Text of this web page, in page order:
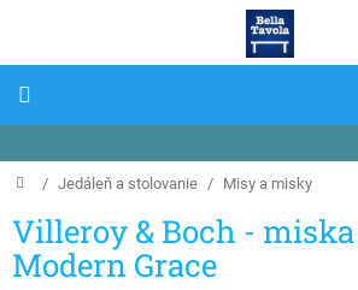
Domov
/ Jedáleň a stolovanie / Misy a misky
Villeroy & Boch - miska
Modern Grace